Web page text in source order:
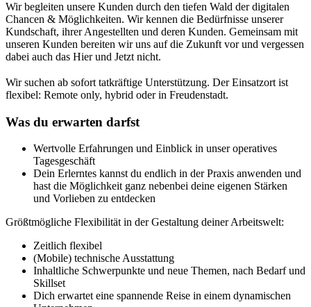
Wir begleiten unsere Kunden durch den tiefen Wald der digitalen
Chancen & Möglichkeiten. Wir kennen die Bedürfnisse unserer
Kundschaft, ihrer Angestellten und deren Kunden. Gemeinsam mit
unseren Kunden bereiten wir uns auf die Zukunft vor und vergessen
dabei auch das Hier und Jetzt nicht.
Wir suchen ab sofort tatkräftige Unterstützung. Der Einsatzort ist
flexibel: Remote only, hybrid oder in Freudenstadt.
Was du erwarten darfst
Wertvolle Erfahrungen und Einblick in unser operatives
Tagesgeschäft
Dein Erlerntes kannst du endlich in der Praxis anwenden und
hast die Möglichkeit ganz nebenbei deine eigenen Stärken
und Vorlieben zu entdecken
Größtmögliche Flexibilität in der Gestaltung deiner Arbeitswelt:
Zeitlich flexibel
(Mobile) technische Ausstattung
Inhaltliche Schwerpunkte und neue Themen, nach Bedarf und
Skillset
Dich erwartet eine spannende Reise in einem dynamischen